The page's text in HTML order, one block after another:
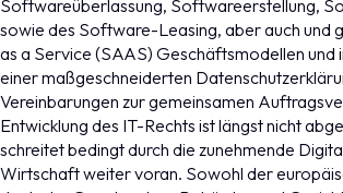
Softwareüberlassung, Softwareerstellung,
sowie des Software-Leasing, aber auch und
as a Service (SAAS) Geschäftsmodellen und
einer maßgeschneiderten
Vereinbarungen zur gemeinsamen
Entwicklung des IT-Rechts ist längst nicht
schreitet bedingt durch die zunehmende
Wirtschaft weiter voran. Sowohl der